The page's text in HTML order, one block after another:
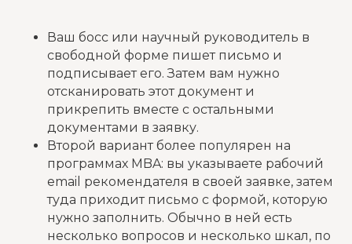
Ваш босс или научный руководитель в
свободной форме пишет письмо и
подписывает его. Затем вам нужно
отсканировать этот документ и
прикрепить вместе с остальными
документами в заявку.
Второй вариант более популярен на
программах MBA: вы указываете рабочий
email рекомендателя в своей заявке, затем
туда приходит письмо с формой, которую
нужно заполнить. Обычно в ней есть
несколько вопросов и несколько шкал, по